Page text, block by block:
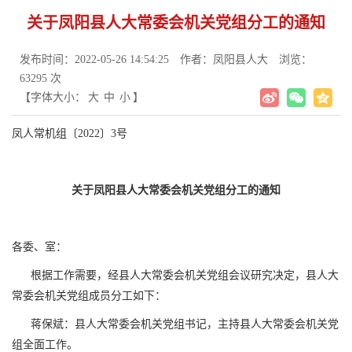
关于凤阳县人大常委会机关党组分工的通知
发布时间：2022-05-26 14:54:25 作者：凤阳县人大
浏览：
63295 次
【字体大小：
大 中 小 】
凤人常机组〔2022〕3号
关于凤阳县人大常委会机关党组分工的通知
各委、室：
根据工作需要，经县人大常委会机关党组会议研究决定，县人大
常委会机关党组成员分工如下：
蒋保斌：县人大常委会机关党组书记，主持县人大常委会机关党
组全面工作。